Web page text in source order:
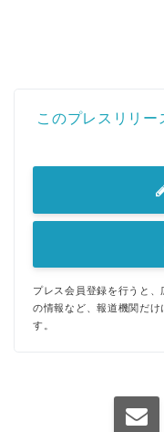
このプレスリリ
プレス会員登録を行うと
の情報など、報道機関だ
す。